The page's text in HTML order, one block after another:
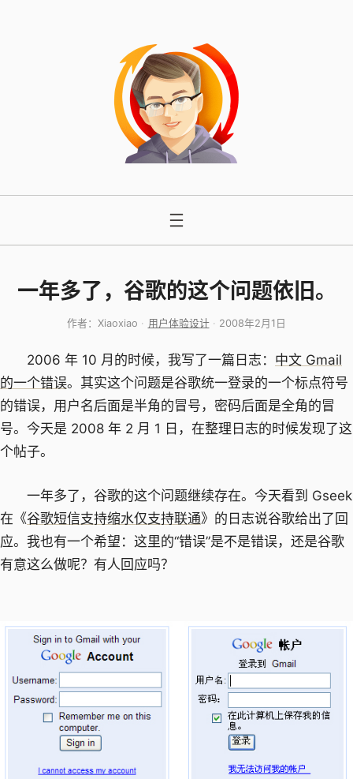
一年多了，谷歌的这个问题依旧。
作者： Xiaoxiao 用户体验设计 2008年2月1日
2006 年 10 月的时候，我写了一篇日志： 中文 Gmail
的一个错误。其实这个问题是谷歌统一登录的一个标点符号
的错误，用户名后面是半角的冒号，密码后面是全角的冒
号。今天是 2008 年 2 月 1 日，在整理日志的时候发现了这
个帖子。
一年多了，谷歌的这个问题继续存在。今天看到 Gseek
在《谷歌短信支持缩水仅支持联通》的日志说谷歌给出了回
应。我也有一个希望：这里的“错误”是不是错误，还是谷歌
有意这么做呢？有人回应吗？